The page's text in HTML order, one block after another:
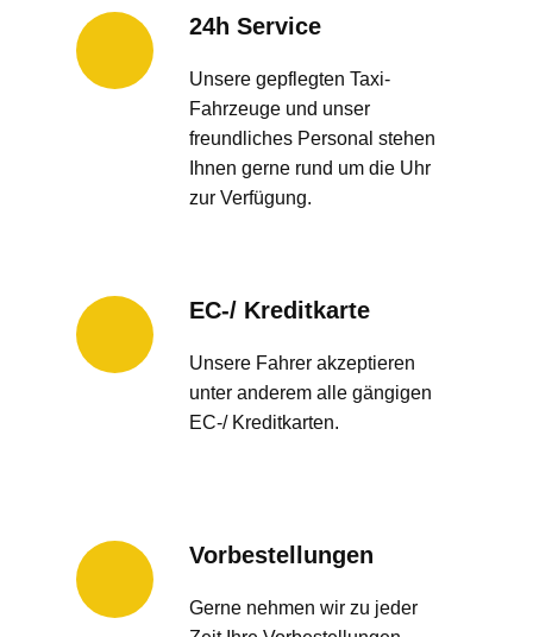
24h Service
Unsere gepflegten Taxi-
Fahrzeuge und unser
freundliches Personal stehen
Ihnen gerne rund um die Uhr
zur Verfügung.
EC-/ Kreditkarte
Unsere Fahrer akzeptieren
unter anderem alle gängigen
EC-/ Kreditkarten.
Vorbestellungen
Gerne nehmen wir zu jeder